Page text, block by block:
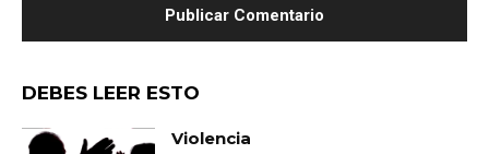
DEBES LEER ESTO
Violencia